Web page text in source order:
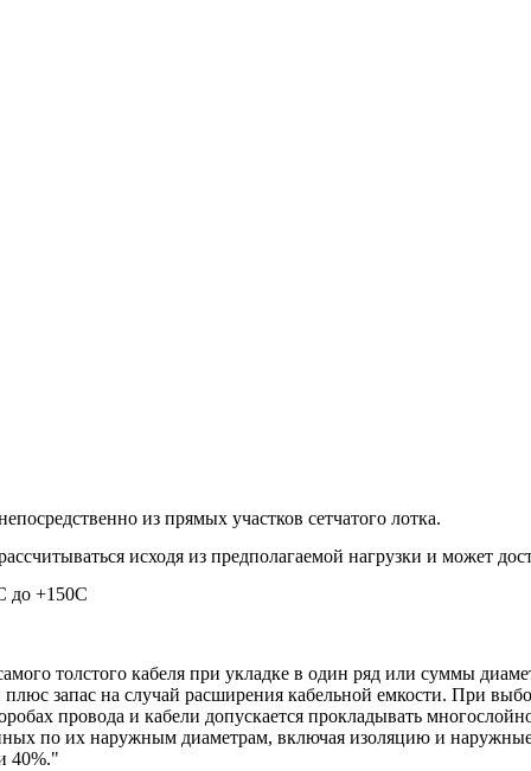
из прямых участков сетчатого лотка.
исходя из предполагаемой нагрузки и может
до +150С
толстого кабеля при укладке в один ряд или суммы
запас на случай расширения кабельной емкости. При
провода и кабели допускается прокладывать
по их наружным диаметрам, включая изоляцию и
40%."